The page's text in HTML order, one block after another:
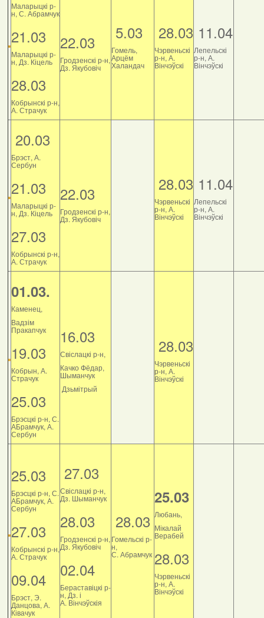
Маларыцкі р-
н, С. Абрамчук
21.03
Маларыцкі р-
н, Дз. Кіцель
28.03
Кобрынскі р-н,
А. Страчук
22.03
Гродзенскі р-н,
Дз. Якубовіч
5.03
Гомель,
Арцём
Халандач
28.03
Чэрвеньскі
р-н, А.
Вінчэўскі
11.04
Лепельскі
р-н, А.
Вінчэўскі
20.03
Брэст, А.
Сербун
21.03
Маларыцкі р-
н, Дз. Кіцель
27.03
Кобрынскі р-н,
А. Страчук
22.03
Гродзенскі р-н,
Дз. Якубовіч
28.03
Чэрвеньскі
р-н, А.
Вінчэўскі
11.04
Лепельскі
р-н, А.
Вінчэўскі
01.03.
Каменец,
Вадзім
Пракапчук
19.03
Кобрын, А.
Страчук
25.03
Брэсцкі р-н, С.
АБрамчук, А.
Сербун
16.03
Свіслацкі р-н,
Качко Фёдар,
Шыманчук
Дзьмітрый
28.03
Чэрвеньскі
р-н, А.
Вінчэўскі
25.03
Брэсцкі р-н, С.
АБрамчук, А.
Сербун
27.03
Кобрынскі р-н,
А. Страчук
09.04
Брэст, Э.
Данцова, А.
Ківачук
27.03
Свіслацкі р-н,
Дз. Шыманчук
28.03
Гродзенскі р-н,
Дз. Якубовіч
02.04
Бераставіцкі р-
н, Дз. і
А. Вінчэўскія
28.03
Гомельскі р-
н,
С. Абрамчук
25.03
Любань,
Мікалай
Верабей
28.03
Чэрвеньскі
р-н, А.
Вінчэўскі